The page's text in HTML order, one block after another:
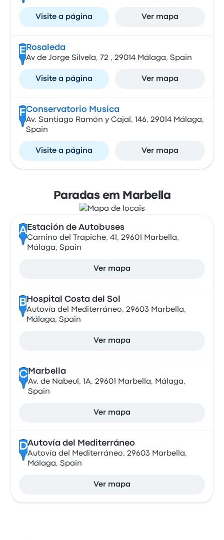
Visite a página Ver mapa
E Rosaleda
Av de Jorge Silvela, 72 , 29014 Málaga, Spain
Visite a página Ver mapa
FConservatorio Musica
Av. Santiago Ramón y Cajal, 146, 29014 Málaga,
Spain
Visite a página Ver mapa
Paradas em Marbella
A Estación de Autobuses
Camino del Trapiche, 41, 29601 Marbella,
Málaga, Spain
Ver mapa
B Hospital Costa del Sol
Autovía del Mediterráneo, 29603 Marbella,
Málaga, Spain
Ver mapa
CMarbella
Av. de Nabeul, 1A, 29601 Marbella, Málaga,
Spain
Ver mapa
DAutovía del Mediterráneo
Autovía del Mediterráneo, 29603 Marbella,
Málaga, Spain
Ver mapa